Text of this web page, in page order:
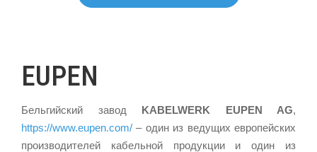
EUPEN
Бельгийский завод KABELWERK EUPEN AG,
https://www.eupen.com/ – один из ведущих европейских
производителей кабельной продукции и один из